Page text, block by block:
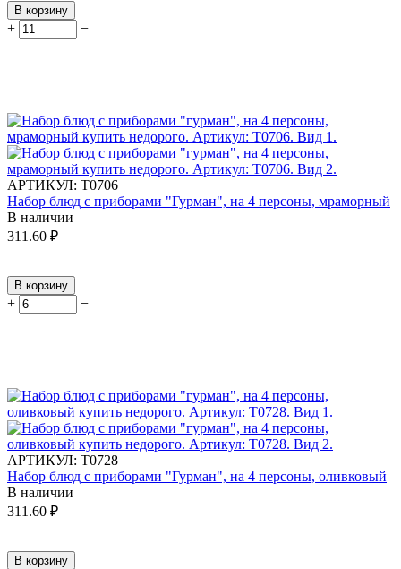
В корзину
+ −
АРТИКУЛ: Т0706
Набор блюд с приборами "Гурман", на 4 персоны, мраморный
В наличии
311.60 ₽
В корзину
+ −
АРТИКУЛ: Т0728
Набор блюд с приборами "Гурман", на 4 персоны, оливковый
В наличии
311.60 ₽
В корзину